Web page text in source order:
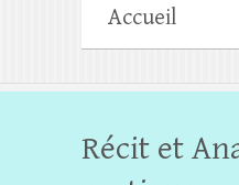
Récit et